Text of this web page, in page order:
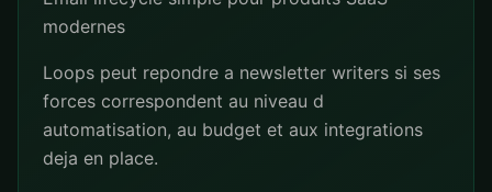
modernes
Loops peut repondre a newsletter writers si ses
forces correspondent au niveau d
automatisation, au budget et aux integrations
deja en place.